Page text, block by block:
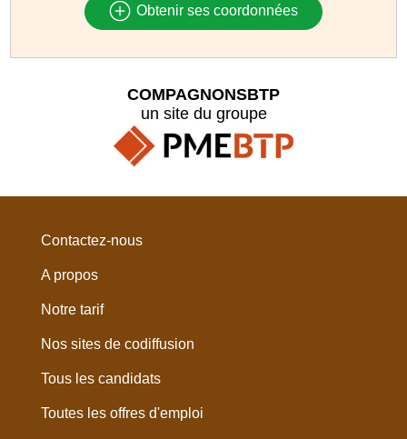
Obtenir ses coordonnées
COMPAGNONSBTP
un site du groupe
Contactez-nous
A propos
Notre tarif
Nos sites de codiffusion
Tous les candidats
Toutes les offres d'emploi